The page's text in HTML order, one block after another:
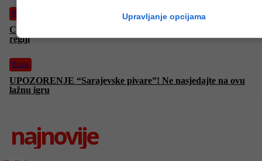
Biznis
Cijene goriva rastu, evo gdje je najjeftinije točiti kad je riječ o
regiji
Biznis
UPOZORENJE “Sarajevske pivare”! Ne nasjedajte na ovu
lažnu igru
najnovije
Upravljanje opcijama